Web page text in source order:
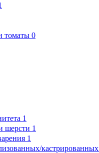
томаты 0
1
шерсти 1
1
кастрированных